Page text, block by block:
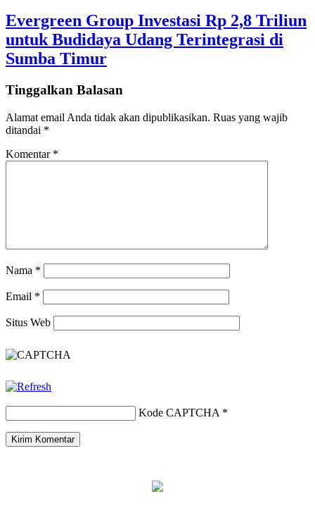
Evergreen Group Investasi Rp 2,8 Triliun
untuk Budidaya Udang Terintegrasi di
Sumba Timur
Tinggalkan Balasan
Alamat email Anda tidak akan dipublikasikan. Ruas yang wajib
ditandai *
Komentar *
Nama *
Email *
Situs Web
Kode CAPTCHA *